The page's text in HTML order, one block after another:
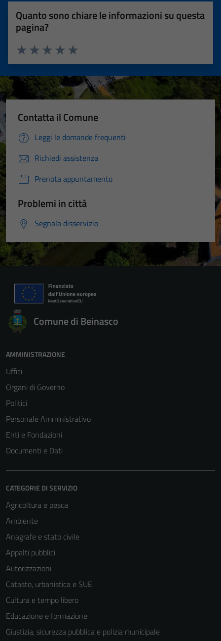
Quanto sono chiare le informazioni su questa
pagina?
Valuta 5 stelle su 5
Valuta 4 stelle su 5
Valuta 3 stelle su 5
Valuta 2 stelle su 5
Valuta 1 stelle su 5
Contatta il Comune
Leggi le domande frequenti
Richiedi assistenza
Prenota appuntamento
Problemi in città
Segnala disservizio
Comune di Beinasco
AMMINISTRAZIONE
Uffici
Organi di Governo
Politici
Personale Amministrativo
Enti e Fondazioni
Documenti e Dati
CATEGORIE DI SERVIZIO
Agricoltura e pesca
Ambiente
Anagrafe e stato civile
Appalti pubblici
Autorizzazioni
Catasto, urbanistica e SUE
Cultura e tempo libero
Educazione e formazione
Giustizia, sicurezza pubblica e polizia municipale